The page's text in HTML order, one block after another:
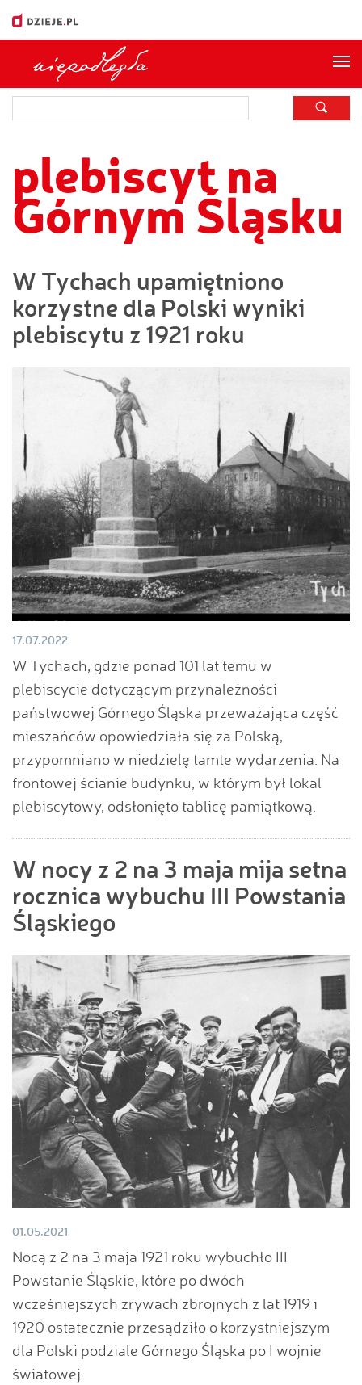
plebiscyt na
Górnym Śląsku
W Tychach upamiętniono
korzystne dla Polski wyniki
plebiscytu z 1921 roku
17.07.2022
W Tychach, gdzie ponad 101 lat temu w
plebiscycie dotyczącym przynależności
państwowej Górnego Śląska przeważająca część
mieszańców opowiedziała się za Polską,
przypomniano w niedzielę tamte wydarzenia. Na
frontowej ścianie budynku, w którym był lokal
plebiscytowy, odsłonięto tablicę pamiątkową.
W nocy z 2 na 3 maja mija setna
rocznica wybuchu III Powstania
Śląskiego
01.05.2021
Nocą z 2 na 3 maja 1921 roku wybuchło III
Powstanie Śląskie, które po dwóch
wcześniejszych zrywach zbrojnych z lat 1919 i
1920 ostatecznie przesądziło o korzystniejszym
dla Polski podziale Górnego Śląska po I wojnie
światowej.